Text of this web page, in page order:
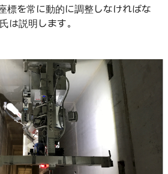
標を常に動的に調整しなければな
は説明します。